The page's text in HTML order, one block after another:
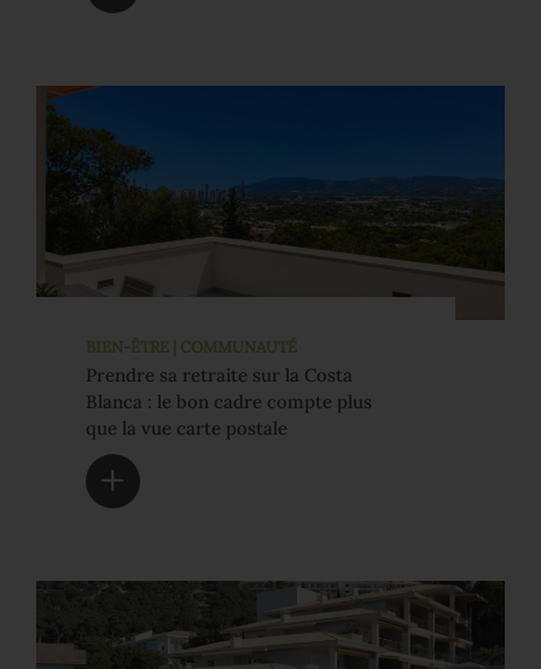
BIEN-ÊTRE | COMMUNAUTÉ
Prendre sa retraite sur la Costa
Blanca : le bon cadre compte plus
que la vue carte postale